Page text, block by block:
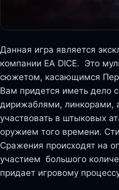
Данная игра является
компании EA DICE. Это
сюжетом, касающимся
Вам придется иметь дело
дирижаблями, линкорами,
участвовать в штыковых
оружием того времени.
Сражения происходят на
участием большого
придает игровому